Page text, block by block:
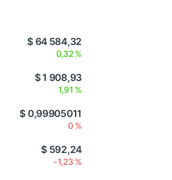
$ 64 584,32
0,32 %
$ 1 908,93
1,91 %
$ 0,99905011
0 %
$ 592,24
-1,23 %